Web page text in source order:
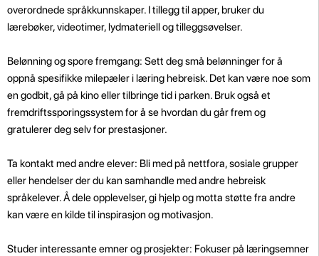
overordnede språkkunnskaper. I tillegg til apper, bruker du
lærebøker, videotimer, lydmateriell og tilleggsøvelser.
Belønning og spore fremgang: Sett deg små belønninger for å
oppnå spesifikke milepæler i læring hebreisk. Det kan være noe som
en godbit, gå på kino eller tilbringe tid i parken. Bruk også et
fremdriftssporingssystem for å se hvordan du går frem og
gratulerer deg selv for prestasjoner.
Ta kontakt med andre elever: Bli med på nettfora, sosiale grupper
eller hendelser der du kan samhandle med andre hebreisk
språkelever. Å dele opplevelser, gi hjelp og motta støtte fra andre
kan være en kilde til inspirasjon og motivasjon.
Studer interessante emner og prosjekter: Fokuser på læringsemner